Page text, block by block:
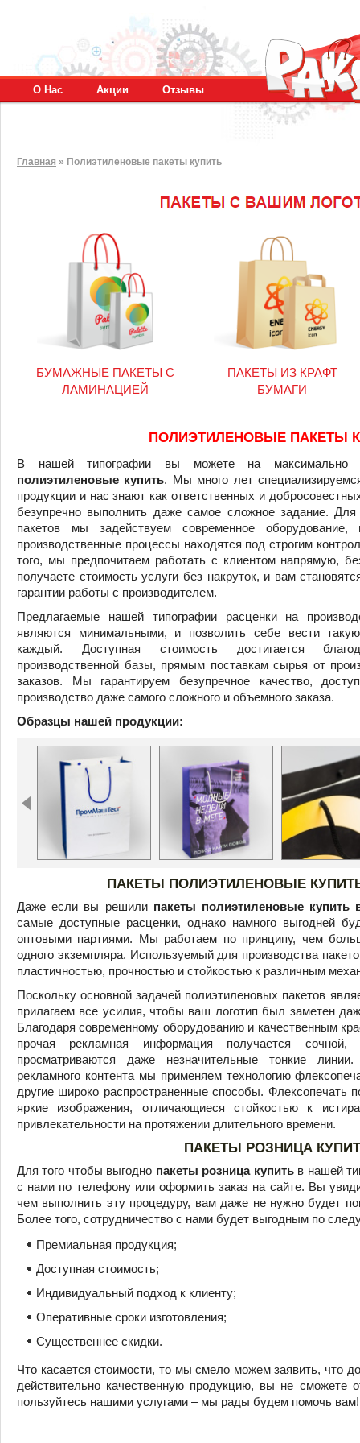
О Нас Акции Отзывы
Главная » Полиэтиленовые пакеты купить
БУМАЖНЫЕ ПАКЕТЫ С
ЛАМИНАЦИЕЙ
ПАКЕТЫ ИЗ КРАФТ
БУМАГИ
ПОЛИЭТИЛЕНОВЫЕ ПАКЕТЫ
В нашей типографии вы можете на максимально
полиэтиленовые купить. Мы много лет
продукции и нас знают как ответственных и
безупречно выполнить даже самое сложное задание. Для
пакетов мы задействуем современное
производственные процессы находятся под строгим
того, мы предпочитаем работать с клиентом напрямую,
получаете стоимость услуги без накруток, и вам
гарантии работы с производителем.
Предлагаемые нашей типографии расценки на
являются минимальными, и позволить себе вести
каждый. Доступная стоимость достигается
производственной базы, прямым поставкам сырья от
заказов. Мы гарантируем безупречное качество,
производство даже самого сложного и объемного заказа.
Образцы нашей продукции:
ПАКЕТЫ ПОЛИЭТИЛЕНОВЫЕ
Даже если вы решили пакеты полиэтиленовые купить
самые доступные расценки, однако намного выгодней
оптовыми партиями. Мы работаем по принципу, чем
одного экземпляра. Используемый для производства
пластичностью, прочностью и стойкостью к различным
Поскольку основной задачей полиэтиленовых пакетов
прилагаем все усилия, чтобы ваш логотип был заметен
Благодаря современному оборудованию и качественным
прочая рекламная информация получается
просматриваются даже незначительные тонкие
рекламного контента мы применяем технологию
другие широко распространенные способы. Флексопечать
яркие изображения, отличающиеся стойкостью к
привлекательности на протяжении длительного времени.
ПАКЕТЫ РОЗНИЦА
Для того чтобы выгодно пакеты розница купитьв нашей
с нами по телефону или оформить заказ на сайте. Вы
чем выполнить эту процедуру, вам даже не нужно будет
Более того, сотрудничество с нами будет выгодным по
Премиальная продукция;
Доступная стоимость;
Индивидуальный подход к клиенту;
Оперативные сроки изготовления;
Существеннее скидки.
Что касается стоимости, то мы смело можем заявить, что
действительно качественную продукцию, вы не сможете
пользуйтесь нашими услугами – мы рады будем помочь вам!